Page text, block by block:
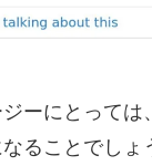
ーにとっては
ることでしょ